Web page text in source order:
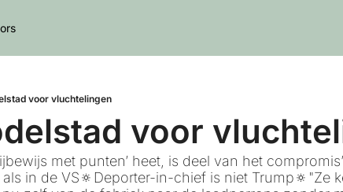
voor vluchtelingen
voor
met punten’ heet, is deel van het
in de VS🔅Deporter-in-chief is niet Trump🔅"Ze